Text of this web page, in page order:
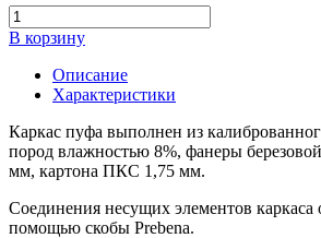
В корзину
Описание
Характеристики
Каркас пуфа выполнен из
пород влажностью 8%, фанеры
мм, картона ПКС 1,75 мм.
Соединения несущих элементов каркаса
помощью скобы Prebena.